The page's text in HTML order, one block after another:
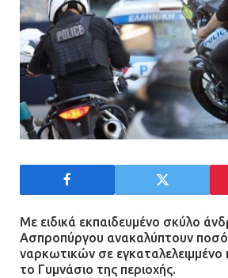
Με ειδικά εκπαιδευμένο σκύλο
Ασπροπύργου ανακαλύπτουν
ναρκωτικών σε
το Γυμνάσιο της περιοχής.